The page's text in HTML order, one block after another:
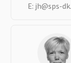
E: jh@sps-